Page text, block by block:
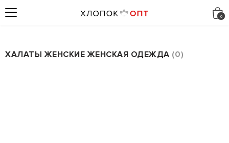
ХАЛАТЫ ЖЕНСКИЕ ЖЕНСКАЯ ОДЕЖДА 0